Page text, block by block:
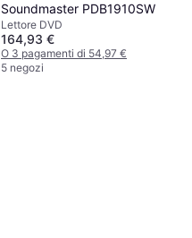
Soundmaster PDB1910SW
Lettore DVD
164,93 €
O 3 pagamenti di 54,97 €
5 negozi